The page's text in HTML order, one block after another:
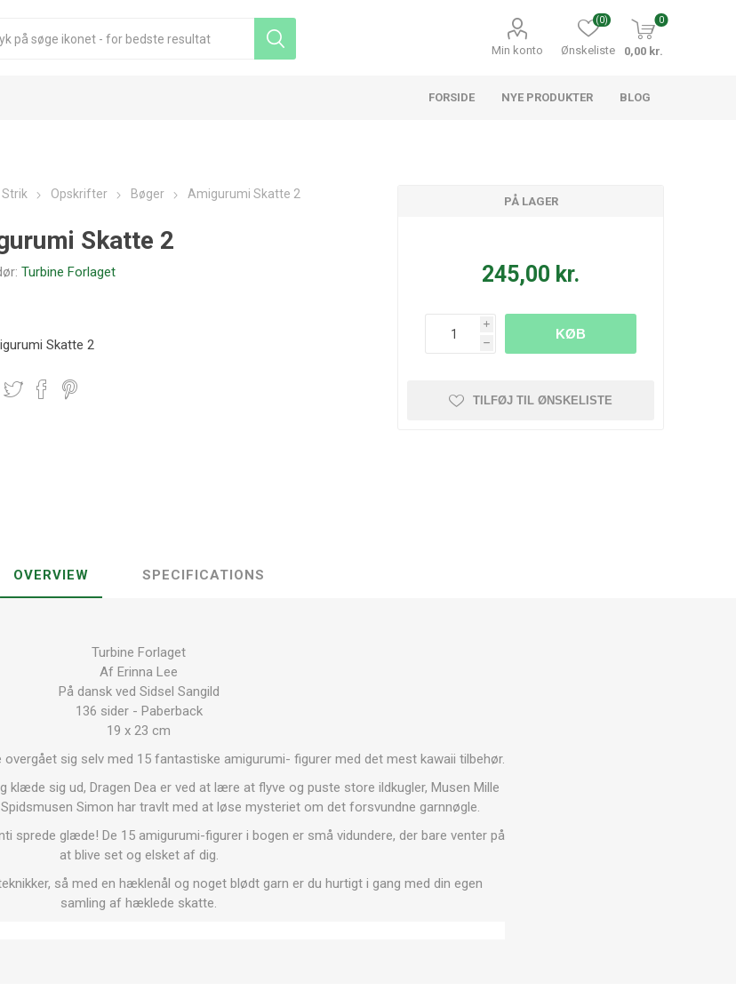
Min konto Ønskeliste
(0) 0
0,00 kr.
FORSIDE NYE PRODUKTER BLOG
Strik Opskrifter Bøger Amigurumi Skatte 2
Skatte 2
Turbine Forlaget
Skatte 2
PÅ LAGER
245,00 kr.
i
h
KØB
TILFØJ TIL ØNSKELISTE
OVERVIEW SPECIFICATIONS
Turbine Forlaget
Af Erinna Lee
På dansk ved Sidsel Sangild
136 sider - Paberback
19 x 23 cm
overgået sig selv med 15 fantastiske amigurumi- figurer med det mest kawaii tilbehør.
klæde sig ud, Dragen Dea er ved at lære at flyve og puste store ildkugler, Musen Mille
Simon har travlt med at løse mysteriet om det forsvundne garnnøgle.
sprede glæde! De 15 amigurumi-figurer i bogen er små vidundere, der bare venter på
at blive set og elsket af dig.
så med en hæklenål og noget blødt garn er du hurtigt i gang med din egen
samling af hæklede skatte.